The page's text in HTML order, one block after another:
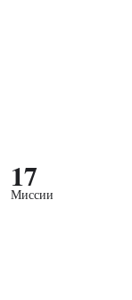
17
Миссии